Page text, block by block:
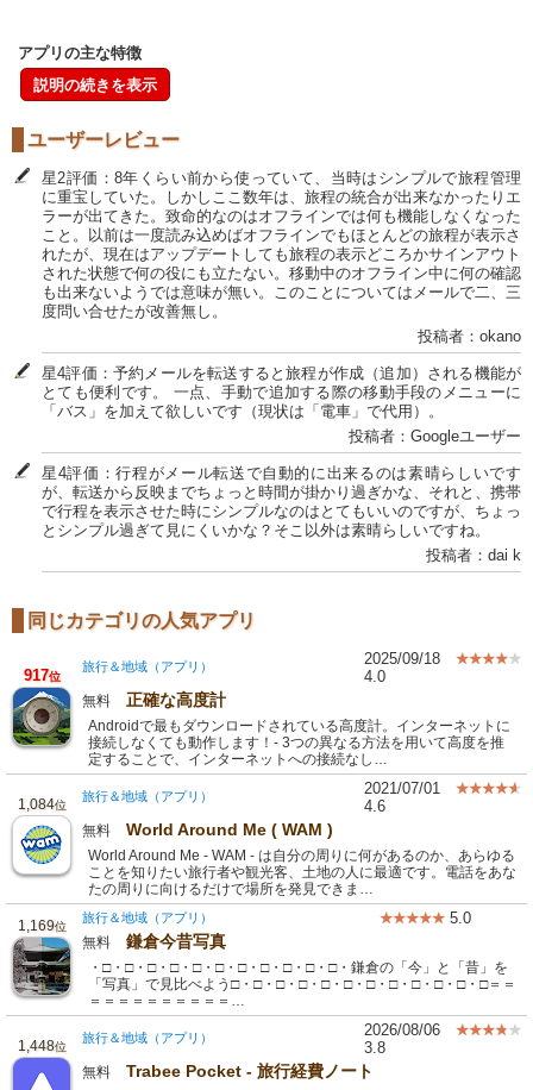
アプリの主な特徴
説明の続きを表示
ユーザーレビュー
星2評価：8年くらい前から使っていて、当時はシンプルで旅程管理
に重宝していた。しかしここ数年は、旅程の統合が出来なかったりエ
ラーが出てきた。致命的なのはオフラインでは何も機能しなくなった
こと。以前は一度読み込めばオフラインでもほとんどの旅程が表示さ
れたが、現在はアップデートしても旅程の表示どころかサインアウト
された状態で何の役にも立たない。移動中のオフライン中に何の確認
も出来ないようでは意味が無い。このことについてはメールで二、三
度問い合せたが改善無し。
投稿者：okano
星4評価：予約メールを転送すると旅程が作成（追加）される機能が
とても便利です。 一点、手動で追加する際の移動手段のメニューに
「バス」を加えて欲しいです（現状は「電車」で代用）。
投稿者：Googleユーザー
星4評価：行程がメール転送で自動的に出来るのは素晴らしいです
が、転送から反映までちょっと時間が掛かり過ぎかな、それと、携帯
で行程を表示させた時にシンプルなのはとてもいいのですが、ちょっ
とシンプル過ぎて見にくいかな？そこ以外は素晴らしいですね。
投稿者：dai k
同じカテゴリの人気アプリ
917位
旅行＆地域（アプリ）
2025/09/18
4.0
無料 正確な高度計
Androidで最もダウンロードされている高度計。インターネットに
接続しなくても動作します！- 3つの異なる方法を用いて高度を推
定することで、インターネットへの接続なし…
1,084位
旅行＆地域（アプリ）
2021/07/01
4.6
無料 World Around Me ( WAM )
World Around Me - WAM - は自分の周りに何があるのか、あらゆる
ことを知りたい旅行者や観光客、土地の人に最適です。電話をあな
たの周りに向けるだけで場所を発見できま…
1,169位
旅行＆地域（アプリ） 5.0
無料 鎌倉今昔写真
・□・□・□・□・□・□・□・□・□・□・□・鎌倉の「今」と「昔」を
「写真」で見比べよう□・□・□・□・□・□・□・□・□・□・□・□＝＝
＝＝＝＝＝＝＝＝＝＝…
1,448位
旅行＆地域（アプリ）
2026/08/06
3.8
無料 Trabee Pocket - 旅行経費ノート